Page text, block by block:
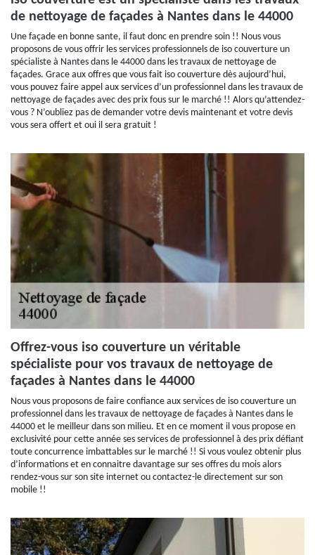
de nettoyage de façades à Nantes dans le 44000
Une façade en bonne sante, il faut donc en prendre soin !! Nous vous
proposons de vous offrir les services professionnels de iso couverture un
spécialiste à Nantes dans le 44000 dans les travaux de nettoyage de
façades. Grace aux offres que vous fait iso couverture dès aujourd’hui,
vous pouvez faire appel aux services d’un professionnel dans les travaux de
nettoyage de façades avec des prix fous sur le marché !! Alors qu’attendez-
vous ? N’oubliez pas de demander votre devis maintenant et votre devis
vous sera offert et oui il sera gratuit !
Offrez-vous iso couverture un véritable
spécialiste pour vos travaux de nettoyage de
façades à Nantes dans le 44000
Nous vous proposons de faire confiance aux services de iso couverture un
professionnel dans les travaux de nettoyage de façades à Nantes dans le
44000 et le meilleur dans son milieu. Et en ce moment il vous propose en
exclusivité pour cette année ses services de professionnel à des prix défiant
toute concurrence imbattables sur le marché !! Si vous voulez obtenir plus
d’informations et en connaitre davantage sur ses offres du mois alors
rendez-vous sur son site internet ou contactez-le directement sur son
mobile !!